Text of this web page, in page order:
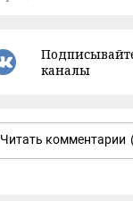
каналы
Читать комментарии